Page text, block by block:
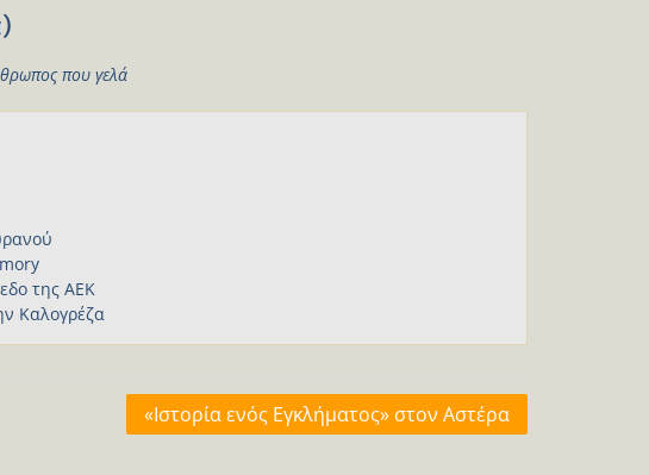
που γελά
της ΑΕΚ
Καλογρέζα
«Ιστορία ενός Εγκλήματος» στον Αστέρα